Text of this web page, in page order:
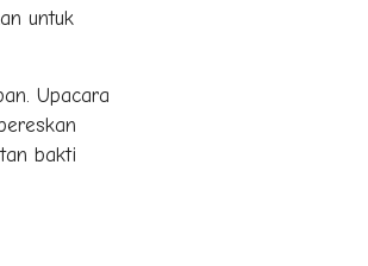
untuk
Upacara
bakti